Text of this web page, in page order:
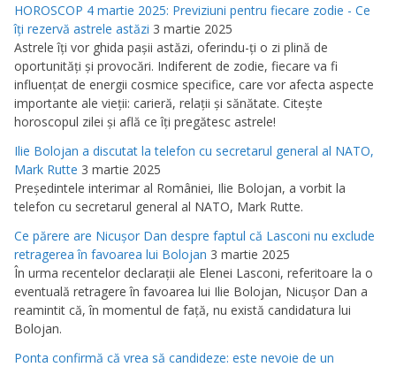
HOROSCOP 4 martie 2025: Previziuni pentru fiecare zodie - Ce
îţi rezervă astrele astăzi 3 martie 2025
Astrele îţi vor ghida paşii astăzi, oferindu-ţi o zi plină de
oportunităţi şi provocări. Indiferent de zodie, fiecare va fi
influenţat de energii cosmice specifice, care vor afecta aspecte
importante ale vieţii: carieră, relaţii şi sănătate. Citeşte
horoscopul zilei şi află ce îţi pregătesc astrele!
Ilie Bolojan a discutat la telefon cu secretarul general al NATO,
Mark Rutte 3 martie 2025
Preşedintele interimar al României, Ilie Bolojan, a vorbit la
telefon cu secretarul general al NATO, Mark Rutte.
Ce părere are Nicuşor Dan despre faptul că Lasconi nu exclude
retragerea în favoarea lui Bolojan 3 martie 2025
În urma recentelor declaraţii ale Elenei Lasconi, referitoare la o
eventuală retragere în favoarea lui Ilie Bolojan, Nicuşor Dan a
reamintit că, în momentul de faţă, nu există candidatura lui
Bolojan.
Ponta confirmă că vrea să candideze: este nevoie de un